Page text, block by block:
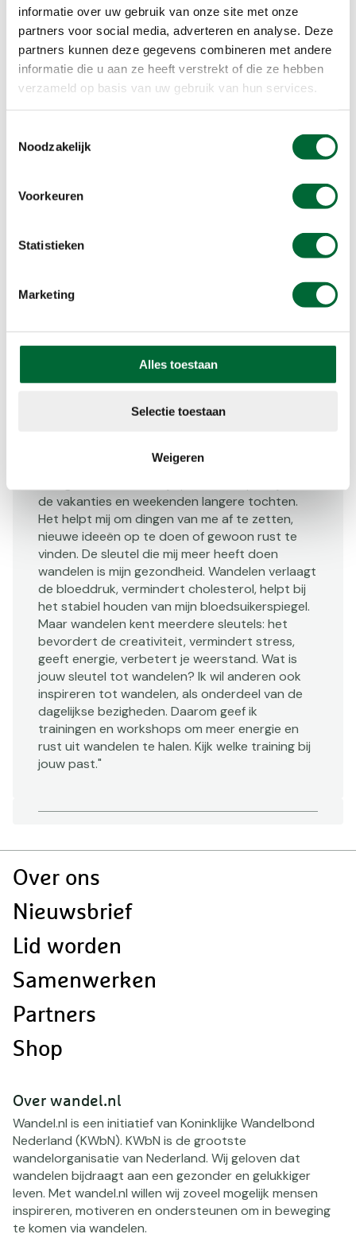
informatie over uw gebruik van onze site met onze
partners voor social media, adverteren en analyse. Deze
partners kunnen deze gegevens combineren met andere
informatie die u aan ze heeft verstrekt of die ze hebben
verzameld op basis van uw gebruik van hun services.
Noodzakelijk
Voorkeuren
Statistieken
Marketing
Alles toestaan
Selectie toestaan
Weigeren
Instapniveau
Beginner
Benodigdheden
Makkelijk zittende kleding en schoenen
https://wandelsleutels.nl/
InstagramFacebook
de sleutel van de voordeur op slot en ga
wandelen. Wandelen geeft mij rust en tegelijk
de vakanties en weekenden langere tochten.
Het helpt mij om dingen van me af te zetten,
nieuwe ideeën op te doen of gewoon rust te
vinden. De sleutel die mij meer heeft doen
wandelen is mijn gezondheid. Wandelen verlaagt
de bloeddruk, vermindert cholesterol, helpt bij
het stabiel houden van mijn bloedsuikerspiegel.
Maar wandelen kent meerdere sleutels: het
bevordert de creativiteit, vermindert stress,
geeft energie, verbetert je weerstand. Wat is
jouw sleutel tot wandelen? Ik wil anderen ook
inspireren tot wandelen, als onderdeel van de
dagelijkse bezigheden. Daarom geef ik
trainingen en workshops om meer energie en
rust uit wandelen te halen. Kijk welke training bij
jouw past."
Doormat
Over ons
Nieuwsbrief
Lid worden
Samenwerken
Partners
Shop
Over wandel.nl
Wandel.nl is een initiatief van Koninklijke Wandelbond
Nederland (KWbN). KWbN is de grootste
wandelorganisatie van Nederland. Wij geloven dat
wandelen bijdraagt aan een gezonder en gelukkiger
leven. Met wandel.nl willen wij zoveel mogelijk mensen
inspireren, motiveren en ondersteunen om in beweging
te komen via wandelen.